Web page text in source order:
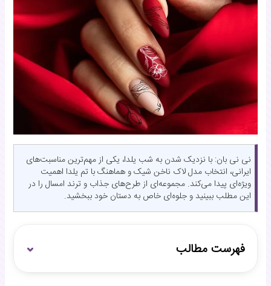
نی نی بان: با نزدیک شدن به شب یلدا، یکی از مهم‌ترین مناسبت‌های
ایرانی، انتخاب مدل لاک ناخن شیک و هماهنگ با تم یلدا اهمیت
ویژه‌ای پیدا می‌کند. مجموعه‌ای از طرح‌های جذاب و ترند امسال را در
این مطلب ببینید و جلوه‌ای خاص به دستان خود ببخشید.
فهرست مطالب